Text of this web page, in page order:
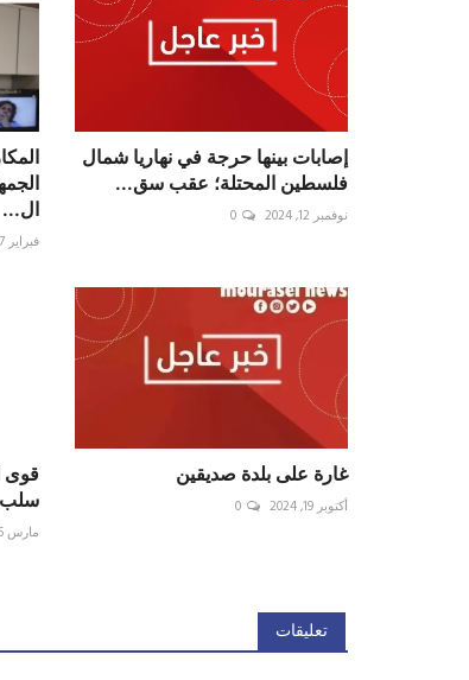
إصابات بينها حرجة في نهاريا شمال
فلسطين المحتلة؛ عقب سق...
نوفمبر 12, 2024 0
ال...
فبراير 7, 2025
غارة على بلدة صديقين
أكتوبر 19, 2024 0
قوى
سلب
مارس 16, 2025
تعليقات